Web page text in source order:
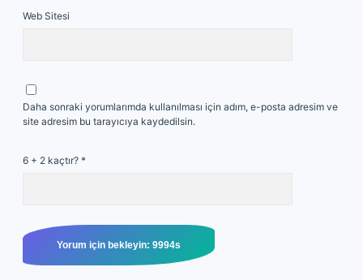
Web Sitesi
Daha sonraki yorumlarımda kullanılması için adım, e-posta adresim ve
site adresim bu tarayıcıya kaydedilsin.
6 + 2 kaçtır? *